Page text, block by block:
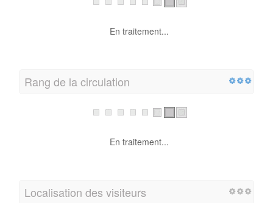
En traitement...
Rang de la circulation
En traitement...
Localisation des visiteurs